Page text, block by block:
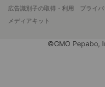
広告識別子の取得・利用
プライ
メディアキット
©GMO Pepabo,